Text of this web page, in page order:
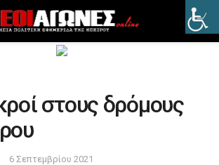
στους δρόμους
6 Σεπτεμβρίου 2021